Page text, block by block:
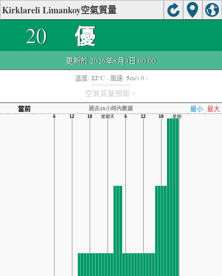
Kirklareli Limankoy空氣質量
20 優
更新於 2026年8月3日 00:00
溫度: 22°C - 風速: 5m/s 0 -
空氣質量預報。
當前 過去48小時內數據 最小 最大